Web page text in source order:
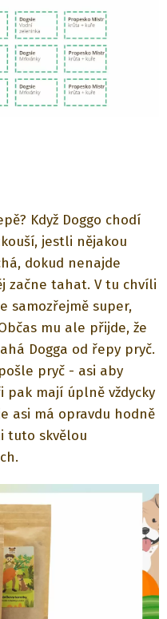
Když Doggo chodí
jestli nějakou
dokud nenajde
začne tahat. V tu chvíli
samozřejmě super,
mu ale přijde, že
Dogga od řepy pryč.
pryč - asi aby
pak mají úplně vždycky
asi má opravdu hodně
tuto skvělou